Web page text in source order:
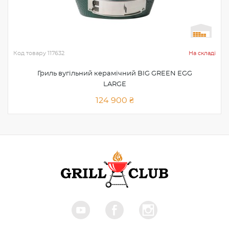
Код товару 117632 На складі
Гриль вугільний керамічний BIG GREEN EGG
LARGE
124 900 ₴